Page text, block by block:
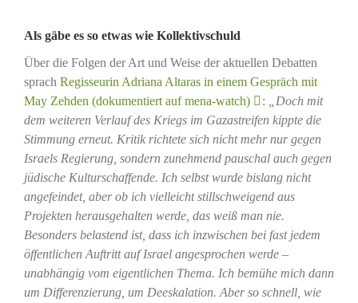
Als gäbe es so etwas wie Kollektivschuld
Über die Folgen der Art und Weise der aktuellen Debatten
sprach Regisseurin Adriana Altaras in einem Gespräch mit
May Zehden (dokumentiert auf mena-watch)
:
„Doch mit
dem weiteren Verlauf des Kriegs im Gazastreifen kippte die
Stimmung erneut. Kritik richtete sich nicht mehr nur gegen
Israels Regierung, sondern zunehmend pauschal auch gegen
jüdische Kulturschaffende. Ich selbst wurde bislang nicht
angefeindet, aber ob ich vielleicht stillschweigend aus
Projekten herausgehalten werde, das weiß man nie.
Besonders belastend ist, dass ich inzwischen bei fast jedem
öffentlichen Auftritt auf Israel angesprochen werde –
unabhängig vom eigentlichen Thema. Ich bemühe mich dann
um Differenzierung, um Deeskalation. Aber so schnell, wie